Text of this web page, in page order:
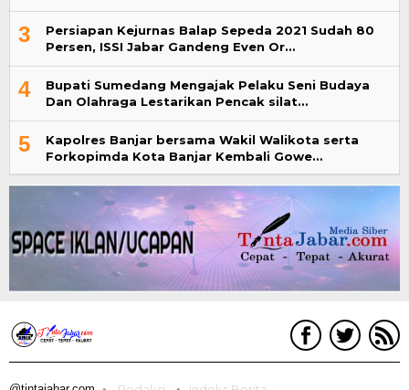
3
Persiapan Kejurnas Balap Sepeda 2021 Sudah 80
Persen, ISSI Jabar Gandeng Even Or…
4
Bupati Sumedang Mengajak Pelaku Seni Budaya
Dan Olahraga Lestarikan Pencak silat…
5
Kapolres Banjar bersama Wakil Walikota serta
Forkopimda Kota Banjar Kembali Gowe…